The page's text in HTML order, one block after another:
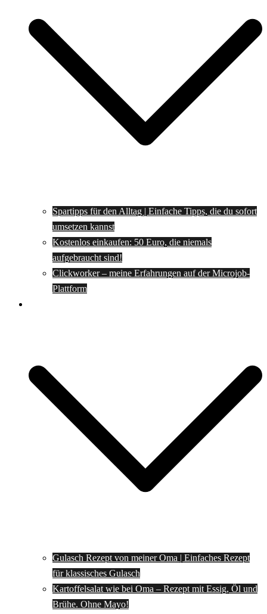
Spartipps für den Alltag | Einfache Tipps, die du sofort
umsetzen kannst
Kostenlos einkaufen: 50 Euro, die niemals
aufgebraucht sind!
Clickworker – meine Erfahrungen auf der Microjob-
Plattform
Gulasch Rezept von meiner Oma | Einfaches Rezept
für klassisches Gulasch
Kartoffelsalat wie bei Oma – Rezept mit Essig, Öl und
Brühe. Ohne Mayo!